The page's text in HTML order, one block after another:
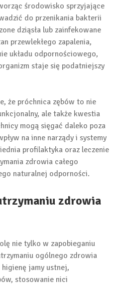
środowisko sprzyjające
do przenikania bakterii
dziąsła lub zainfekowane
przewlekłego zapalenia,
układu odpornościowego,
staje się podatniejszy
że próchnica zębów to nie
ale także kwestia
mogą sięgać daleko poza
na inne narządy i systemy
profilaktyka oraz leczenie
zdrowia całego
naturalnej odporności.
zdrowia
nie tylko w zapobieganiu
ogólnego zdrowia
jamy ustnej,
stosowanie nici